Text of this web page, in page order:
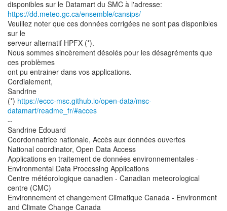
https://dd.meteo.gc.ca/ensemble/cansips/
Veuillez noter que ces données corrigées ne sont pas disponibles
sur le
serveur alternatif HPFX (*).
Nous sommes sincèrement désolés pour les désagréments que
ces problèmes
ont pu entrainer dans vos applications.
Cordialement,
Sandrine
(*) https://eccc-msc.github.io/open-data/msc-
datamart/readme_fr/#acces
--
Sandrine Edouard
Coordonnatrice nationale, Accès aux données ouvertes
National coordinator, Open Data Access
Applications en traitement de données environnementales -
Environmental Data Processing Applications
Centre météorologique canadien - Canadian meteorological
centre (CMC)
Environnement et changement Climatique Canada - Environment